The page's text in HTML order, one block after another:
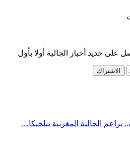
على جديد أخبار الجالية أولا بأول
الاشتراك
الجالية المغربية ببلجيكا…